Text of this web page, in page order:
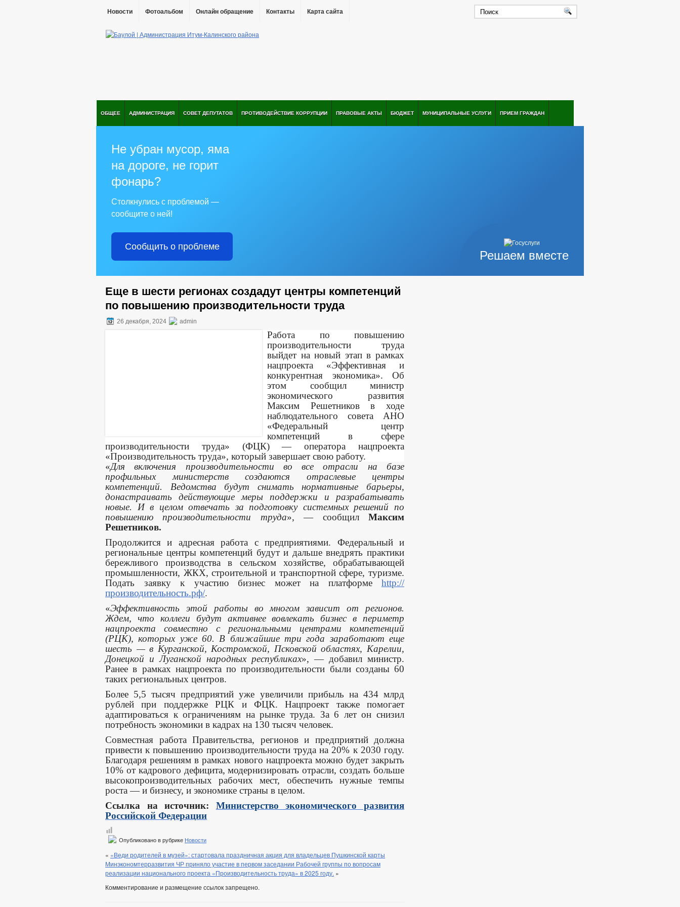
Новости Фотоальбом Онлайн обращение Контакты Карта сайта
ОБЩЕЕ АДМИНИСТРАЦИЯ СОВЕТ ДЕПУТАТОВ ПРОТИВОДЕЙСТВИЕ КОРРУПЦИИ ПРАВОВЫЕ АКТЫ БЮДЖЕТ МУНИЦИПАЛЬНЫЕ УСЛУГИ ПРИЕМ ГРАЖДАН
Решаем вместе
Не убран мусор, яма
на дороге, не горит
фонарь?
Столкнулись с проблемой —
сообщите о ней!
Сообщить о проблеме
Еще в шести регионах создадут центры компетенций
по повышению производительности труда
26 декабря, 2024 admin
Работа по повышению
производительности труда
выйдет на новый этап в рамках
нацпроекта «Эффективная и
конкурентная экономика». Об
этом сообщил министр
экономического развития
Максим Решетников в ходе
наблюдательного совета АНО
«Федеральный центр
компетенций в сфере
производительности труда» (ФЦК) — оператора нацпроекта
«Производительность труда», который завершает свою работу.
«Для включения производительности во все отрасли на базе
профильных министерств создаются отраслевые центры
компетенций. Ведомства будут снимать нормативные барьеры,
донастраивать действующие меры поддержки и разрабатывать
новые. И в целом отвечать за подготовку системных решений по
повышению производительности труда», — сообщилМаксим
Решетников.
Продолжится и адресная работа с предприятиями. Федеральный и
региональные центры компетенций будут и дальше внедрять практики
бережливого производства в сельском хозяйстве, обрабатывающей
промышленности, ЖКХ, строительной и транспортной сфере, туризме.
Подать заявку к участию бизнес может на платформе http://
производительность.рф/.
«Эффективность этой работы во многом зависит от регионов.
Ждем, что коллеги будут активнее вовлекать бизнес в периметр
нацпроекта совместно с региональными центрами компетенций
(РЦК), которых уже 60. В ближайшие три года заработают еще
шесть — в Курганской, Костромской, Псковской областях, Карелии,
Донецкой и Луганской народных республиках», — добавил министр.
Ранее в рамках нацпроекта по производительности были созданы 60
таких региональных центров.
Более 5,5 тысяч предприятий уже увеличили прибыль на 434 млрд
рублей при поддержке РЦК и ФЦК. Нацпроект также помогает
адаптироваться к ограничениям на рынке труда. За 6 лет он снизил
потребность экономики в кадрах на 130 тысяч человек.
Совместная работа Правительства, регионов и предприятий должна
привести к повышению производительности труда на 20% к 2030 году.
Благодаря решениям в рамках нового нацпроекта можно будет закрыть
10% от кадрового дефицита, модернизировать отрасли, создать больше
высокопроизводительных рабочих мест, обеспечить нужные темпы
роста — и бизнесу, и экономике страны в целом.
Ссылка на источник: Министерство экономического развития
Российской Федерации
Опубликовано в рубрике Новости
« «Веди родителей в музей»: стартовала праздничная акция для владельцев Пушкинской карты
Минэкономтерразвития ЧР приняло участие в первом заседании Рабочей группы по вопросам
реализации национального проекта «Производительность труда» в 2025 году. »
Комментирование и размещение ссылок запрещено.